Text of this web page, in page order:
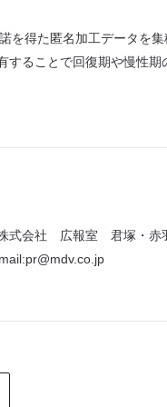
得た匿名加工データを集
ることで回復期や慢性期
式会社 広報室 君塚・赤